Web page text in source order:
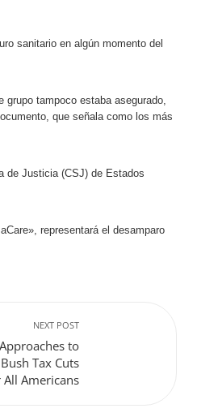
sanitario en algún momento del
grupo tampoco estaba asegurado,
que señala como los más
de Justicia (CSJ) de Estados
representará el desamparo
NEXT POST
to
Tax Cuts
Americans